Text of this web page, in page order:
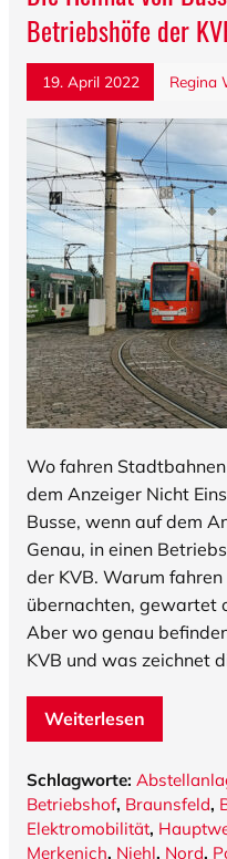
Betriebshöfe der
19. April 2022 Regina
Wo fahren
dem Anzeiger Nicht
Busse, wenn auf dem
Genau, in einen
der KVB. Warum
übernachten, gewartet
Aber wo genau
KVB und was zeichnet
Weiterlesen
Schlagworte:
Betriebshof, Braunsfeld,
Elektromobilität,
Merkenich, Niehl, Nord,